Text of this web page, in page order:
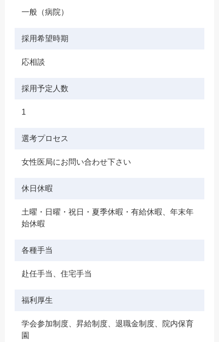
一般（病院）
採用希望時期
応相談
採用予定人数
1
選考プロセス
女性医局にお問い合わせ下さい
休日休暇
土曜・日曜・祝日・夏季休暇・有給休暇、年末年
始休暇
各種手当
赴任手当、住宅手当
福利厚生
学会参加制度、昇給制度、退職金制度、院内保育
園